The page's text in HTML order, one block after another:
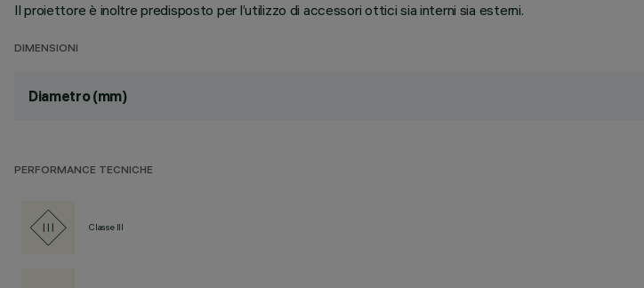
Il proiettore è inoltre predisposto per l’utilizzo di accessori ottici sia interni sia esterni.
DIMENSIONI
Diametro (mm)
PERFORMANCE TECNICHE
Classe III